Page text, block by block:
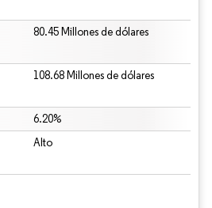
80.45 Millones de dólares
108.68 Millones de dólares
6.20%
Alto